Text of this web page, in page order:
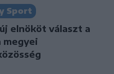
Sport
elnököt választ a
megyei